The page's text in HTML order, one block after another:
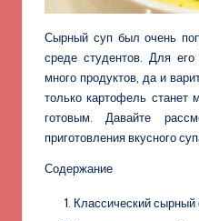
Сырный суп был очень
среде студентов. Для его
много продуктов, да и
только картофель станет
готовым. Давайте
приготовления вкусного
Содержание
Классический